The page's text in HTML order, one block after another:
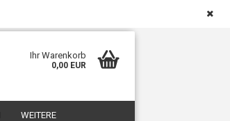
Ihr Warenkorb
0,00 EUR
WEITERE